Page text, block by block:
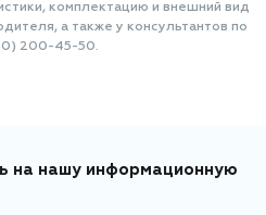
комплектацию и внешний вид
а также у консультантов по
200-45-50.
на нашу информационную